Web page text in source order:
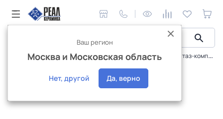
Сантехника и аксессуары Унитазы, компакты Унитаз-компакт Оскольская керамика Лея Люкс, косой выпуск, нижний подвод
Интернет-магазин
Ваш регион
Москва и Московская область
Нет, другой Да, верно